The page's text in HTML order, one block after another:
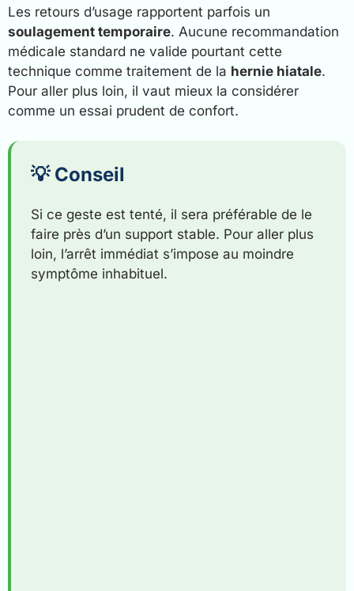
Les retours d’usage rapportent parfois un
soulagement temporaire. Aucune recommandation
médicale standard ne valide pourtant cette
technique comme traitement de la hernie hiatale.
Pour aller plus loin, il vaut mieux la considérer
comme un essai prudent de confort.
💡 Conseil
Si ce geste est tenté, il sera préférable de le
faire près d’un support stable. Pour aller plus
loin, l’arrêt immédiat s’impose au moindre
symptôme inhabituel.